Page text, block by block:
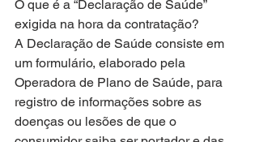
O que é a “Declaração de Saúde”
exigida na hora da contratação?
A Declaração de Saúde consiste em
um formulário, elaborado pela
Operadora de Plano de Saúde, para
registro de informações sobre as
doenças ou lesões de que o